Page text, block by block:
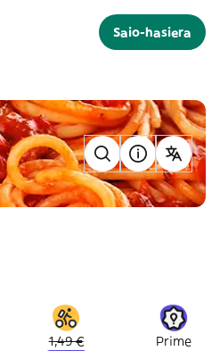
Saio-hasiera
1,49 € Prime